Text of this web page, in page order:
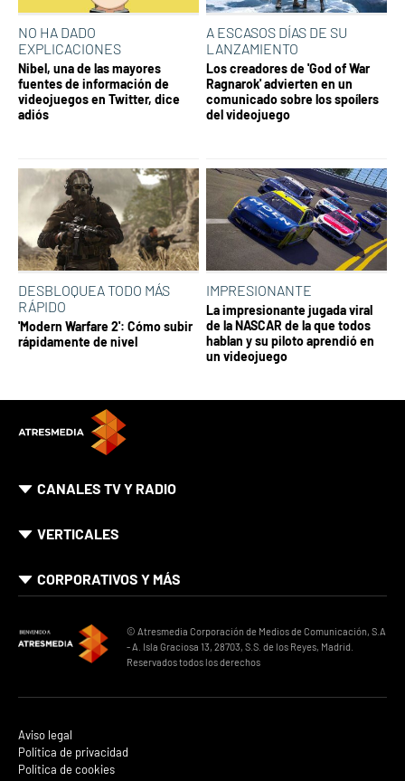
NO HA DADO
EXPLICACIONES
Nibel, una de las mayores
fuentes de información de
videojuegos en Twitter, dice
adiós
A ESCASOS DÍAS DE SU
LANZAMIENTO
Los creadores de 'God of War
Ragnarok' advierten en un
comunicado sobre los spoílers
del videojuego
DESBLOQUEA TODO MÁS
RÁPIDO
'Modern Warfare 2': Cómo subir
rápidamente de nivel
IMPRESIONANTE
La impresionante jugada viral
de la NASCAR de la que todos
hablan y su piloto aprendió en
un videojuego
CANALES TV Y RADIO
VERTICALES
CORPORATIVOS Y MÁS
© Atresmedia Corporación de Medios de Comunicación, S.A
- A. Isla Graciosa 13, 28703, S.S. de los Reyes, Madrid.
Reservados todos los derechos
Aviso legal
Política de privacidad
Política de cookies